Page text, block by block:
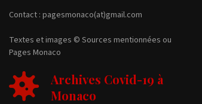
Contact : pagesmonaco(at)gmail.com
Textes et images © Sources mentionnées ou
Pages Monaco
Archives Covid-19 à
Monaco